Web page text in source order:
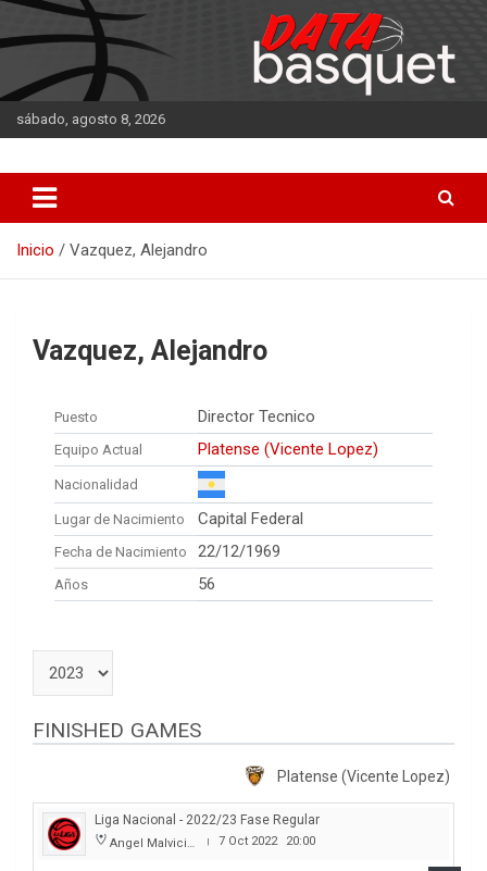
Saltar
al
contenido
sábado, agosto 8, 2026
DATA Basquet
Inicio Vazquez, Alejandro
Vazquez, Alejandro
Puesto Director Tecnico
Equipo Actual Platense (Vicente Lopez)
Nacionalidad
Lugar de Nacimiento Capital Federal
Fecha de Nacimiento 22/12/1969
Años 56
FINISHED GAMES
Platense (Vicente Lopez)
Liga Nacional - 2022/23 Fase Regular
Angel Malvicino | 7 Oct 2022 20:00